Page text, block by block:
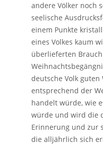
andere Völker noch
seelische
einem Punkte
eines Volkes kaum
überlieferten
deutsche Volk
entsprechend der
handelt würde, wie
würde und wird die
Erinnerung und zur
die alljährlich sich